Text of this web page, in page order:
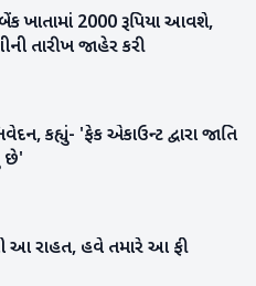
ખાતામાં 2000 રૂપિયા આવશે,
તારીખ જાહેર કરી
કહ્યું- 'ફેક એકાઉન્ટ દ્વારા જાતિ
છે'
આ રાહત, હવે તમારે આ ફી